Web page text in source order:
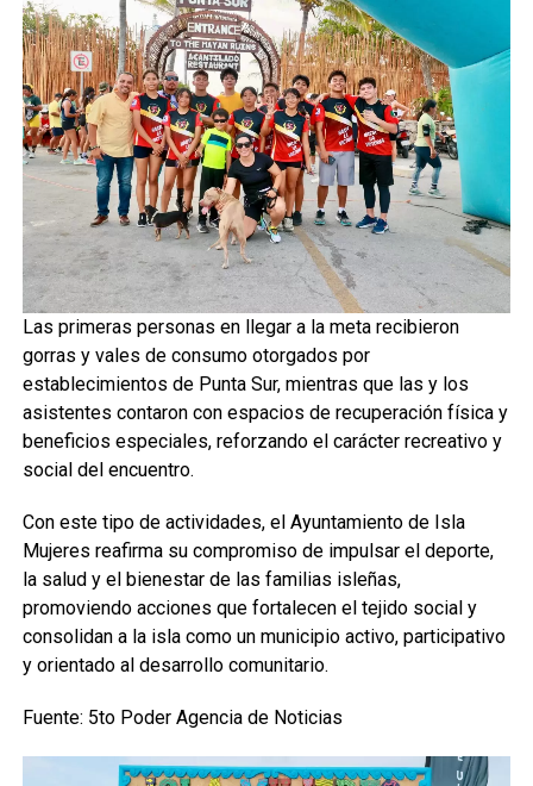
Las primeras personas en llegar a la meta recibieron
gorras y vales de consumo otorgados por
establecimientos de Punta Sur, mientras que las y los
asistentes contaron con espacios de recuperación física y
beneficios especiales, reforzando el carácter recreativo y
social del encuentro.
Con este tipo de actividades, el Ayuntamiento de Isla
Mujeres reafirma su compromiso de impulsar el deporte,
la salud y el bienestar de las familias isleñas,
promoviendo acciones que fortalecen el tejido social y
consolidan a la isla como un municipio activo, participativo
y orientado al desarrollo comunitario.
Fuente: 5to Poder Agencia de Noticias